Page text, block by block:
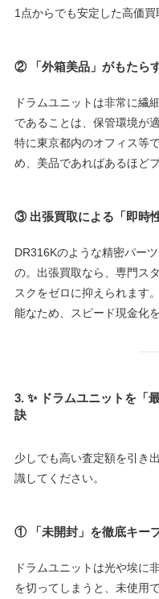
1点からでも安定した高価買
② 「外箱美品」がもたら
ドラムユニットは非常に繊
であることは、保管環境が
特に東京都内のオフィス等
め、美品であればあるほど
③ 出張買取による「即時
DR316Kのような精密パー
の。出張買取なら、専門ス
スクをゼロに抑えられます
能なため、スピード現金化
3. ✨ ドラムユニットを「
訣
少しでも高い査定額を引き
識してください。
① 「未開封」を徹底キー
ドラムユニットは光や埃に
を切ってしまうと、未使用